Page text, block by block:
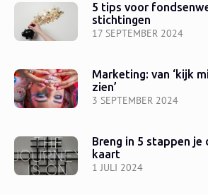
17 SEPTEMBER 2024
5 tips voor
stichtingen
3 SEPTEMBER 2024
Marketing: van ‘kijk
zien’
1 JULI 2024
Breng in 5 stappen je
kaart